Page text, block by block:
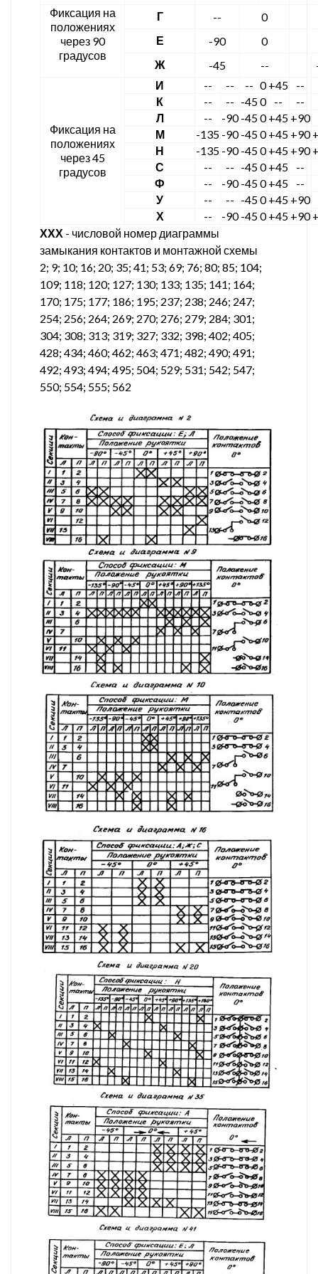
Фиксация на
положениях
через 90
градусов
Г --
0
Е
-90
0
Ж
-45 --
Фиксация на
положениях
через 45
градусов
И -- -- -- 0 +45
--
К
-- -- -450 --
--
Л
-- -90 -450 +45 +90
М
-135 -90 -450 +45 +90
Н
-135 -90 -450 +45 +90
С
-- -- -450 +45
--
Ф
-- -90 -450 +45
--
У
-- -- -450 +45 +90
Х
-- -90 -450 +45 +90
ХХХ - числовой номер диаграммы
замыкания контактов и монтажной схемы
2; 9; 10; 16; 20; 35; 41; 53; 69; 76; 80; 85; 104;
109; 118; 120; 127; 130; 133; 135; 141; 164;
170; 175; 177; 186; 195; 237; 238; 246; 247;
254; 256; 264; 269; 270; 276; 279; 284; 301;
304; 308; 313; 319; 327; 332; 398; 402; 405;
428; 434; 460; 462; 463; 471; 482; 490; 491;
492; 493; 494; 495; 504; 529; 531; 542; 547;
550; 554; 555; 562